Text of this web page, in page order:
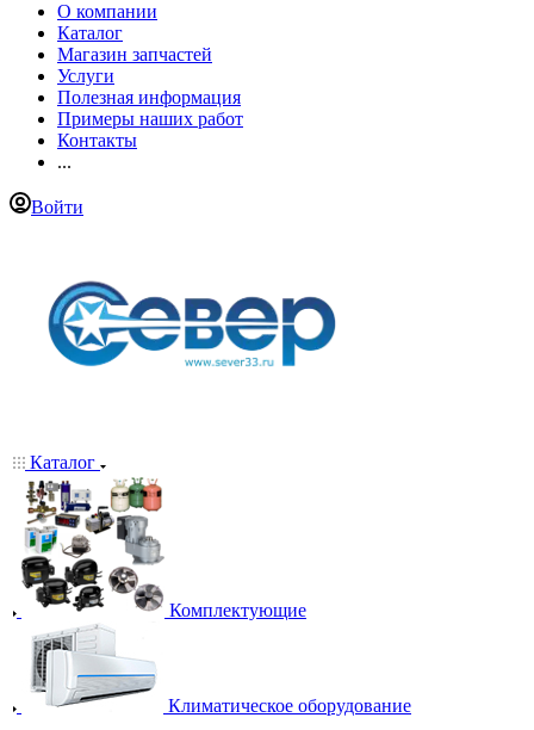
О компании
Каталог
Магазин запчастей
Услуги
Полезная информация
Примеры наших работ
Контакты
...
Войти
Каталог
Комплектующие
Климатическое оборудование